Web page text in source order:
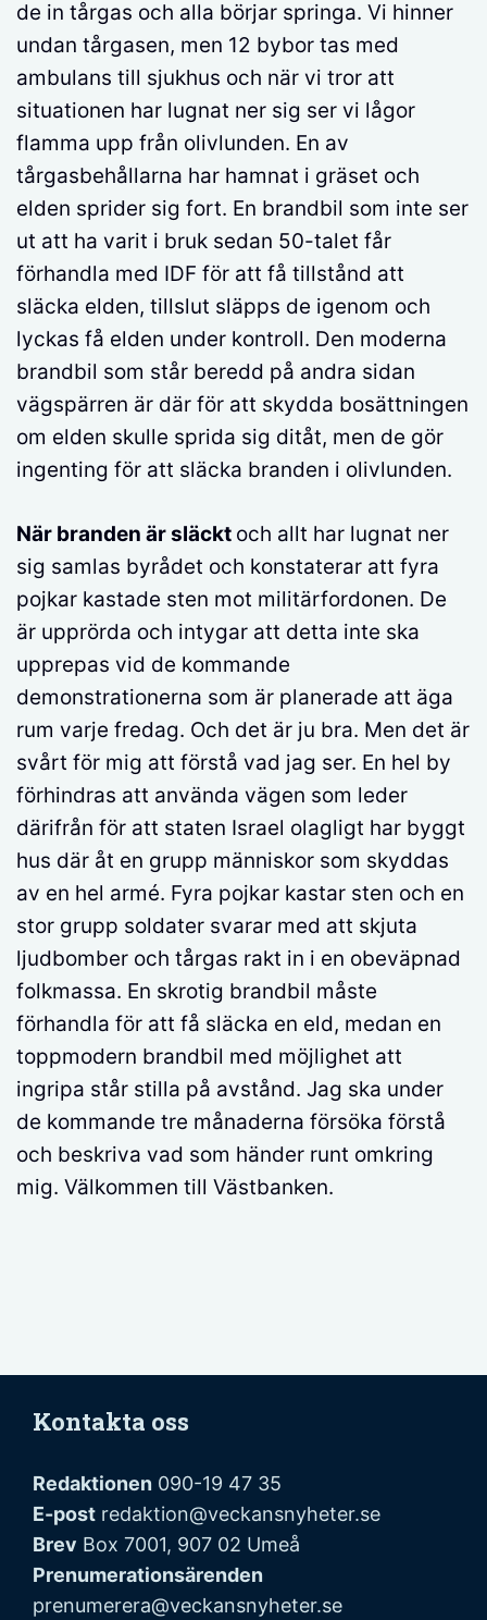
de in tårgas och alla börjar springa. Vi hinner
undan tårgasen, men 12 bybor tas med
ambulans till sjukhus och när vi tror att
situationen har lugnat ner sig ser vi lågor
flamma upp från olivlunden. En av
tårgasbehållarna har hamnat i gräset och
elden sprider sig fort. En brandbil som inte ser
ut att ha varit i bruk sedan 50-talet får
förhandla med IDF för att få tillstånd att
släcka elden, tillslut släpps de igenom och
lyckas få elden under kontroll. Den moderna
brandbil som står beredd på andra sidan
vägspärren är där för att skydda bosättningen
om elden skulle sprida sig ditåt, men de gör
ingenting för att släcka branden i olivlunden.
När branden är släckt och allt har lugnat ner
sig samlas byrådet och konstaterar att fyra
pojkar kastade sten mot militärfordonen. De
är upprörda och intygar att detta inte ska
upprepas vid de kommande
demonstrationerna som är planerade att äga
rum varje fredag. Och det är ju bra. Men det är
svårt för mig att förstå vad jag ser. En hel by
förhindras att använda vägen som leder
därifrån för att staten Israel olagligt har byggt
hus där åt en grupp människor som skyddas
av en hel armé. Fyra pojkar kastar sten och en
stor grupp soldater svarar med att skjuta
ljudbomber och tårgas rakt in i en obeväpnad
folkmassa. En skrotig brandbil måste
förhandla för att få släcka en eld, medan en
toppmodern brandbil med möjlighet att
ingripa står stilla på avstånd. Jag ska under
de kommande tre månaderna försöka förstå
och beskriva vad som händer runt omkring
mig. Välkommen till Västbanken.
Kontakta oss
Redaktionen 090-19 47 35
E-post redaktion@veckansnyheter.se
Brev Box 7001, 907 02 Umeå
Prenumerationsärenden
prenumerera@veckansnyheter.se